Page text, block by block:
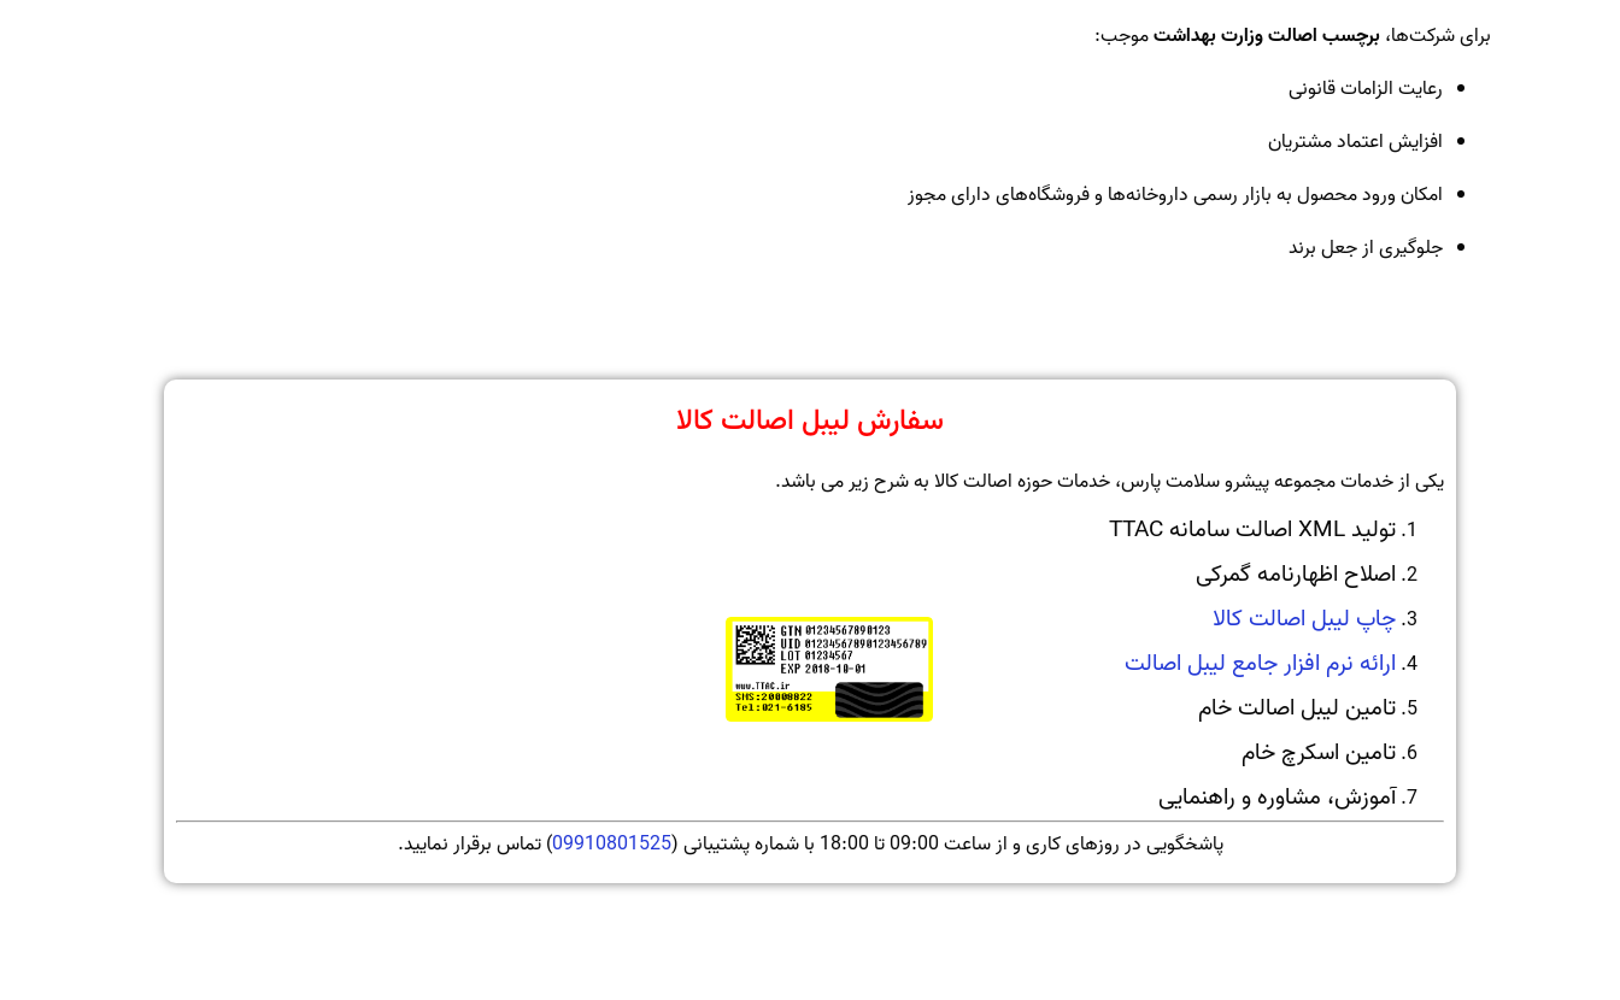
برای شرکت‌ها،برچسب اصالت وزارت بهداشتموجب:
رعایت الزامات قانونی
افزایش اعتماد مشتریان
امکان ورود محصول به بازار رسمی داروخانه‌ها و فروشگاه‌های دارای مجوز
جلوگیری از جعل برند
سفارش لیبل اصالت کالا
یکی از خدمات مجموعه پیشرو سلامت پارس، خدمات حوزه اصالت کالا به شرح زیر می باشد.
تولید XML اصالت سامانه TTAC
اصلاح اظهارنامه گمرکی
چاپ لیبل اصالت کالا
ارائه نرم افزار جامع لیبل اصالت
تامین لیبل اصالت خام
تامین اسکرچ خام
آموزش، مشاوره و راهنمایی
پاشخگویی در روزهای کاری و از ساعت 09:00 تا 18:00 با شماره پشتیبانی ( 09910801525) تماس برقرار نمایید.